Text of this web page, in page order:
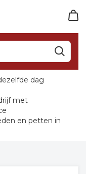
dag
met
en petten in